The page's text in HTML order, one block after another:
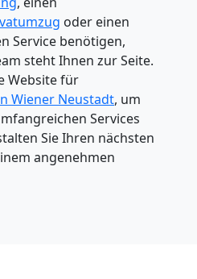
oder einen
Service benötigen,
steht Ihnen zur Seite.
Website für
Wiener Neustadt, um
Services
Sie Ihren nächsten
angenehmen